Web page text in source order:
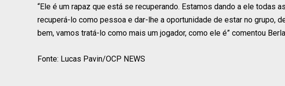
“Ele é um rapaz que está se recuperando. Estamos dando a ele todas
recuperá-lo como pessoa e dar-lhe a oportunidade de estar no grupo,
bem, vamos tratá-lo como mais um jogador, como ele é” comentou
Fonte: Lucas Pavin/OCP NEWS